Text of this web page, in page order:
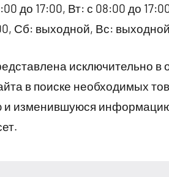
до 17:00, Вт: с 08:00 до
Сб: выходной, Вс: выходной
исключительно в
в поиске необходимых
и изменившуюся